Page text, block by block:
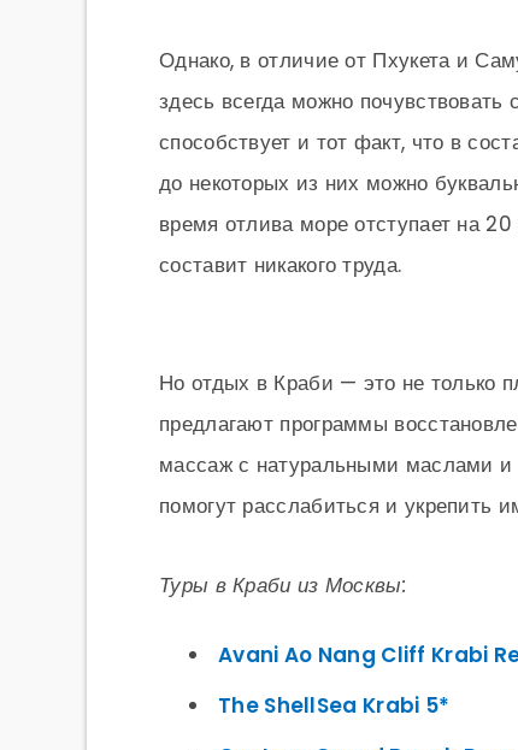
Однако, в отличие от Пхукета и
здесь всегда можно
способствует и тот факт, что в
до некоторых из них можно
время отлива море отступает на
составит никакого труда.
Но отдых в Краби — это не только
предлагают программы
массаж с натуральными маслами и
помогут расслабиться и укрепить
Туры в Краби из Москвы:
Avani Ao Nang Cliff Krabi
The ShellSea Krabi 5*